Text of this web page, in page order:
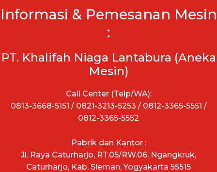
Informasi & Pemesanan Mesin
:
PT. Khalifah Niaga Lantabura (Aneka
Mesin)
Call Center (Telp/WA):
0813-3668-5151 / 0821-3213-5253 / 0812-3365-5551 /
0812-3365-5552
Pabrik dan Kantor :
Jl. Raya Caturharjo, RT.05/RW.06, Ngangkruk,
Caturharjo, Kab. Sleman, Yogyakarta 55515